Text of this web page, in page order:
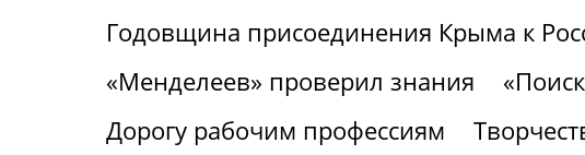
Годовщина присоединения Крыма к
«Менделеев» проверил знания
Дорогу рабочим профессиям